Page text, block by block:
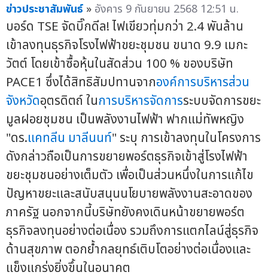
ข่าวประชาสัมพันธ์ » อังคาร 9 กันยายน 2568 12:51 น.
บอร์ด TSE จัดบิ๊กดีล! ไฟเขียวทุ่มกว่า 2.4 พันล้าน
เข้าลงทุนธุรกิจโรงไฟฟ้าขยะชุมชน ขนาด 9.9 เมกะ
วัตต์ โดยเข้าซื้อหุ้นในสัดส่วน 100 % ของบริษัท
PACE1 ซึ่งได้สิทธิสัมปทานจากองค์การบริหารส่วน
จังหวัดอุตรดิตถ์ ในการบริหารจัดการระบบจัดการขยะ
มูลฝอยชุมชน เป็นพลังงานไฟฟ้า ฟากแม่ทัพหญิง
"ดร.แคทลีน มาลีนนท์" ระบุ การเข้าลงทุนในโครงการ
ดังกล่าวถือเป็นการขยายพอร์ตธุรกิจเข้าสู่โรงไฟฟ้า
ขยะชุมชนอย่างเต็มตัว เพื่อเป็นส่วนหนึ่งในการแก้ไข
ปัญหาขยะและสนับสนุนนโยบายพลังงานสะอาดของ
ภาครัฐ นอกจากนี้บริษัทยังคงเดินหน้าขยายพอร์ต
ธุรกิจลงทุนอย่างต่อเนื่อง รวมถึงการแตกไลน์สู่ธุรกิจ
ด้านสุขภาพ ตอกย้ำกลยุทธ์เติบโตอย่างต่อเนื่องและ
แข็งแกร่งยิ่งขึ้นในอนาคต